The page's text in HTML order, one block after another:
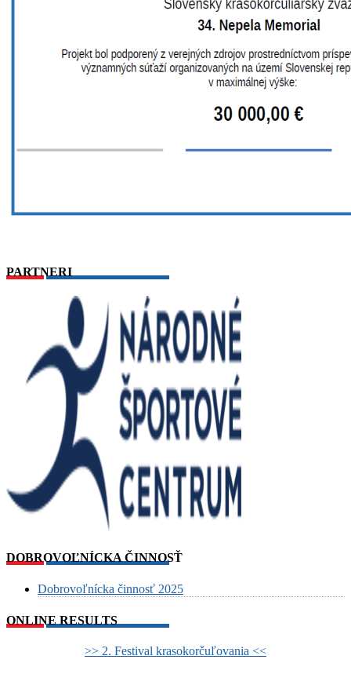
PARTNERI
DOBROVOĽNÍCKA ČINNOSŤ
Dobrovoľnícka činnosť 2025
ONLINE RESULTS
>> 2. Festival krasokorčuľovania <<